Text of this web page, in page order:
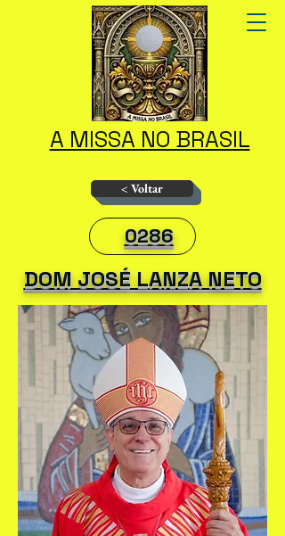
A MISSA NO BRASIL
< Voltar
0286
DOM JOSÉ LANZA NETO